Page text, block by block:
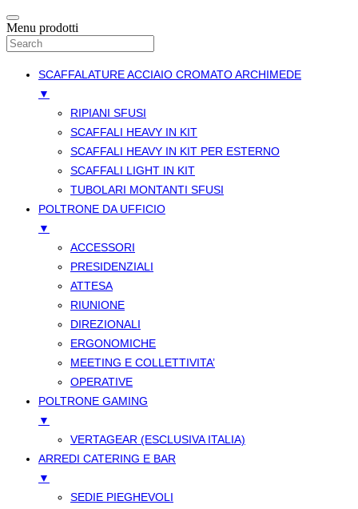
Menu prodotti
SCAFFALATURE ACCIAIO CROMATO ARCHIMEDE
▼
RIPIANI SFUSI
SCAFFALI HEAVY IN KIT
SCAFFALI HEAVY IN KIT PER ESTERNO
SCAFFALI LIGHT IN KIT
TUBOLARI MONTANTI SFUSI
POLTRONE DA UFFICIO
▼
ACCESSORI
PRESIDENZIALI
ATTESA
RIUNIONE
DIREZIONALI
ERGONOMICHE
MEETING E COLLETTIVITA’
OPERATIVE
POLTRONE GAMING
▼
VERTAGEAR (ESCLUSIVA ITALIA)
ARREDI CATERING E BAR
▼
SEDIE PIEGHEVOLI